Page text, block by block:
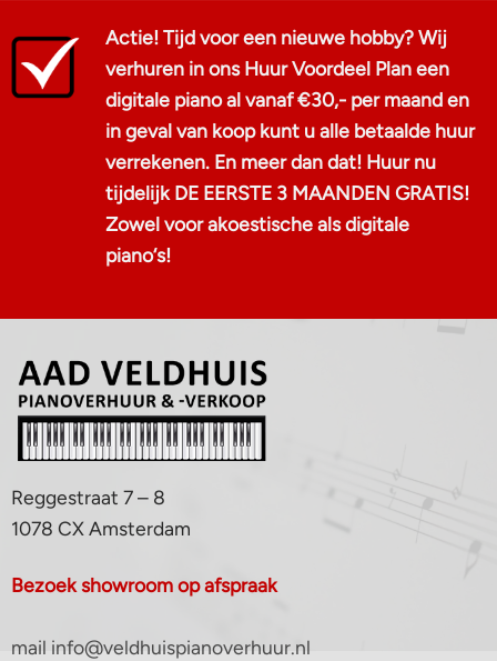
Actie! Tijd voor een nieuwe hobby? Wij
verhuren in ons Huur Voordeel Plan een
digitale piano al vanaf €30,- per maand en
in geval van koop kunt u alle betaalde huur
verrekenen. En meer dan dat! Huur nu
tijdelijk DE EERSTE 3 MAANDEN GRATIS!
Zowel voor akoestische als digitale
piano‘s!
Reggestraat 7 – 8
1078 CX Amsterdam
Bezoek showroom op afspraak
mail info@veldhuispianoverhuur.nl